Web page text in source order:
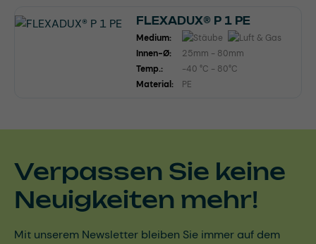
FLEXADUX® P 1 PE
Medium:
Innen-Ø:
25mm - 80mm
Temp.:
-40 °C - 80°C
Material:
PE
Verpassen Sie keine
Neuigkeiten mehr!
Mit unserem Newsletter bleiben Sie immer auf dem